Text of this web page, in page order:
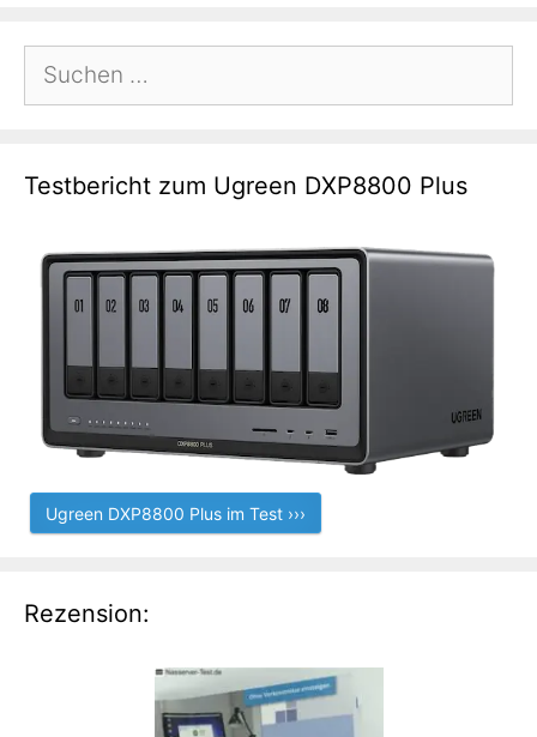
Suchen
nach:
Testbericht zum Ugreen DXP8800 Plus
Ugreen DXP8800 Plus im Test ›››
Rezension: